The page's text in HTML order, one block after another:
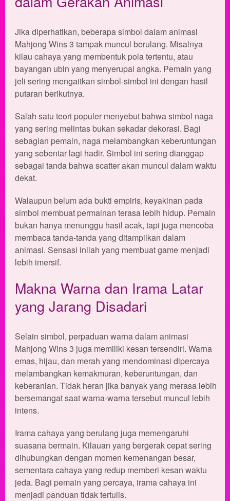
Jika diperhatikan, beberapa simbol dalam animasi
Mahjong Wins 3 tampak muncul berulang. Misalnya
kilau cahaya yang membentuk pola tertentu, atau
bayangan ubin yang menyerupai angka. Pemain yang
jeli sering mengaitkan simbol-simbol ini dengan hasil
putaran berikutnya.
Salah satu teori populer menyebut bahwa simbol naga
yang sering melintas bukan sekadar dekorasi. Bagi
sebagian pemain, naga melambangkan keberuntungan
yang sebentar lagi hadir. Simbol ini sering dianggap
sebagai tanda bahwa scatter akan muncul dalam waktu
dekat.
Walaupun belum ada bukti empiris, keyakinan pada
simbol membuat permainan terasa lebih hidup. Pemain
bukan hanya menunggu hasil acak, tapi juga mencoba
membaca tanda-tanda yang ditampilkan dalam
animasi. Sensasi inilah yang membuat game menjadi
lebih imersif.
Makna Warna dan Irama Latar
yang Jarang Disadari
Selain simbol, perpaduan warna dalam animasi
Mahjong Wins 3 juga memiliki kesan tersendiri. Warna
emas, hijau, dan merah yang mendominasi dipercaya
melambangkan kemakmuran, keberuntungan, dan
keberanian. Tidak heran jika banyak yang merasa lebih
bersemangat saat warna-warna tersebut muncul lebih
intens.
Irama cahaya yang berulang juga memengaruhi
suasana bermain. Kilauan yang bergerak cepat sering
dihubungkan dengan momen kemenangan besar,
sementara cahaya yang redup memberi kesan waktu
jeda. Bagi pemain yang percaya, irama cahaya ini
menjadi panduan tidak tertulis.